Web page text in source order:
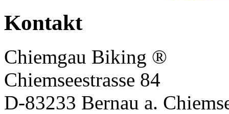
Kontakt
Chiemgau Biking ®
Chiemseestrasse 84
D-83233 Bernau a.